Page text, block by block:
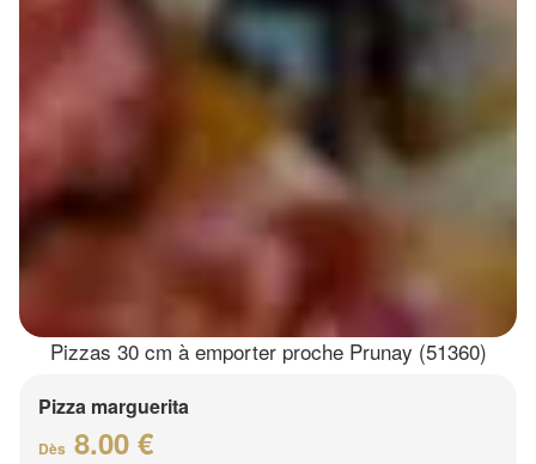
Pizzas 30 cm à emporter proche Prunay (51360)
Pizza marguerita
Dès 8.00 €